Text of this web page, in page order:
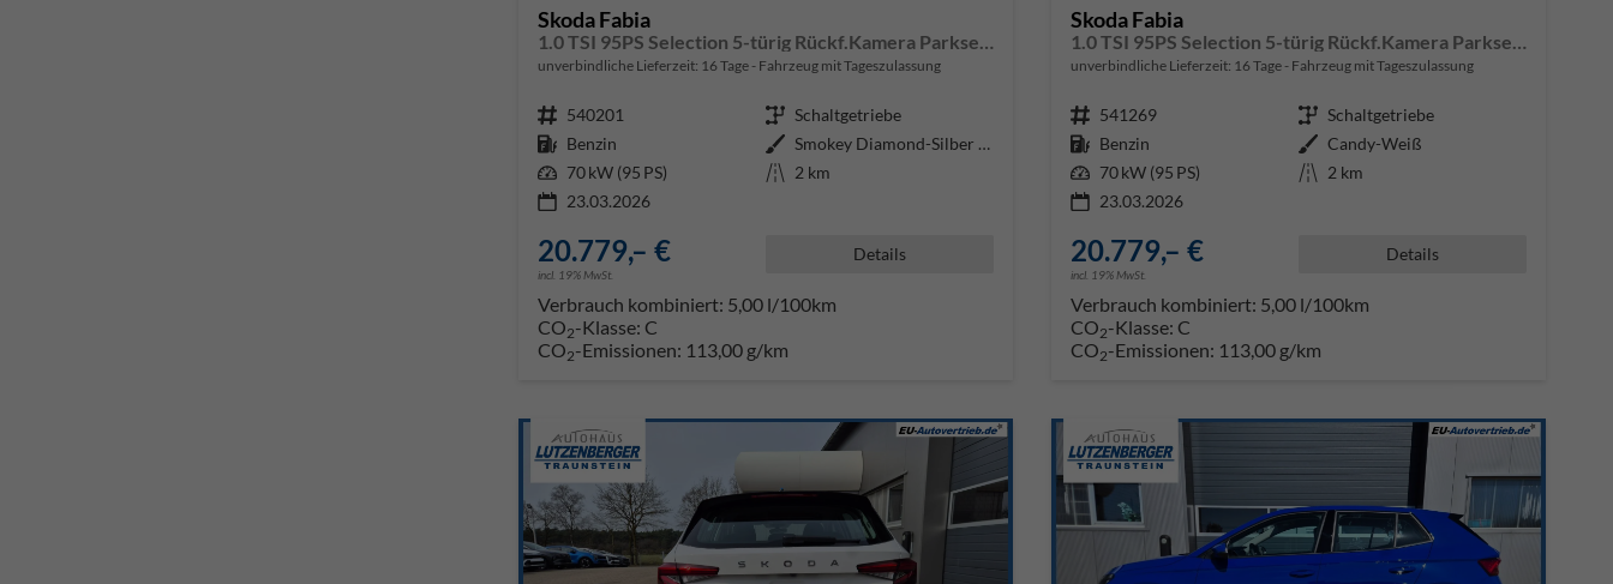
Skoda Fabia
1.0 TSI 95PS Selection 5-türig Rückf.Kamera Parksensoren Sitzheizung Multifunktionslenkrad Klima Skoda-Radio Bluetooth Touchscreen Tempomat Nebelsch. Apple CarPlay + Android Auto
unverbindliche Lieferzeit: 16 Tage Fahrzeug mit Tageszulassung
Fahrzeugnr. 540201 Getriebe Schaltgetriebe
Kraftstoff Benzin Außenfarbe
Smokey Diamond-Silber Metallic
Leistung 70 kW (95 PS) Kilometerstand 2 km
23.03.2026
20.779,– €
incl. 19% MwSt.
Details
Verbrauch kombiniert: 5,00 l/100km
CO2-Klasse: C
CO2-Emissionen: 113,00 g/km
Skoda Fabia
1.0 TSI 95PS Selection 5-türig Rückf.Kamera Parksensoren Sitzheizung Multifunktionslenkrad Klima Skoda-Radio Bluetooth Touchscreen Tempomat Nebelsch. Apple CarPlay + Android Auto
unverbindliche Lieferzeit: 16 Tage Fahrzeug mit Tageszulassung
Fahrzeugnr. 541269 Getriebe Schaltgetriebe
Kraftstoff Benzin Außenfarbe Candy-Weiß
Leistung 70 kW (95 PS) Kilometerstand 2 km
23.03.2026
20.779,– €
incl. 19% MwSt.
Details
Verbrauch kombiniert: 5,00 l/100km
CO2-Klasse: C
CO2-Emissionen: 113,00 g/km